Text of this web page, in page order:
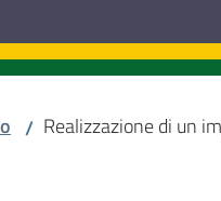
/ Realizzazione di un